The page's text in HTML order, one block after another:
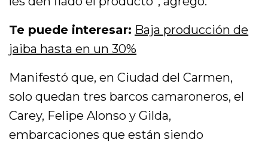
Te puede interesar: Baja producción de
jaiba hasta en un 30%
Manifestó que, en Ciudad del Carmen,
solo quedan tres barcos camaroneros, el
Carey, Felipe Alonso y Gilda,
embarcaciones que están siendo